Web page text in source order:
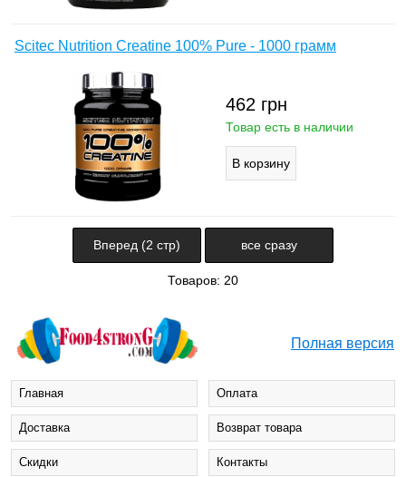
Scitec Nutrition Creatine 100% Pure - 1000 грамм
462 грн
Товар есть в наличии
Вперед (2 стр) все сразу
Товаров: 20
Полная версия
Главная Оплата
Доставка Возврат товара
Cкидки Контакты